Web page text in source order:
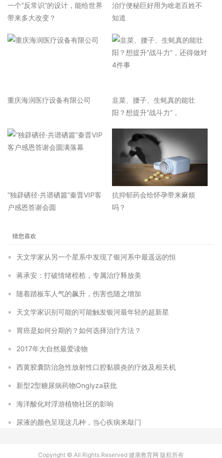
一个“反常识”的设计，能给世界
带来多大改变？
治疗便秘巨好用为啥老百姓不
知道
重庆海润医疗设备有限公司
韭菜、腰子、生蚝真的能壮
阳？想提升“战斗力”，
“独辟硒径·共谱硒篇”秦晋VIP客
户感恩答谢会圆
抗抑郁药会给怀孕带来麻烦
吗？
猜您喜欢
天文学家从另一个星系中发现了银河系中最遥远的恒
蒋承安：打破情绪桎梏，专属治疗释放美
随着踏板车人气的飙升，伤害也随之增加
天文学家识别可能的可能触发银河最年轻的超新星
胃癌是如何分期的？如何选择治疗方法？
2017年大自然最爱读物
西黄胶囊防治急性放射性口腔黏膜炎的疗效及相关机
新型2型糖尿病药物Onglyza获批
海洋酸化对浮游植物社区的影响
尿液的颜色呈现这几种，当心疾病来敲门
Copyright © All Rights Reserved 健康教育网 版权所有